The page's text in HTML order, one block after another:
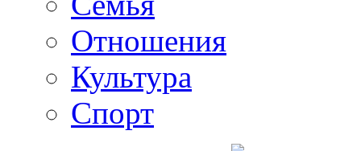
Отношения
Культура
Спорт